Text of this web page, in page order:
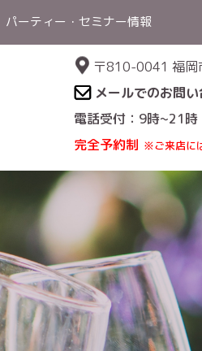
パーティー・セミナー情報
〒810-0041 福岡
メールでのお問
電話受付：9時~21
完全予約制 ※ご来店に